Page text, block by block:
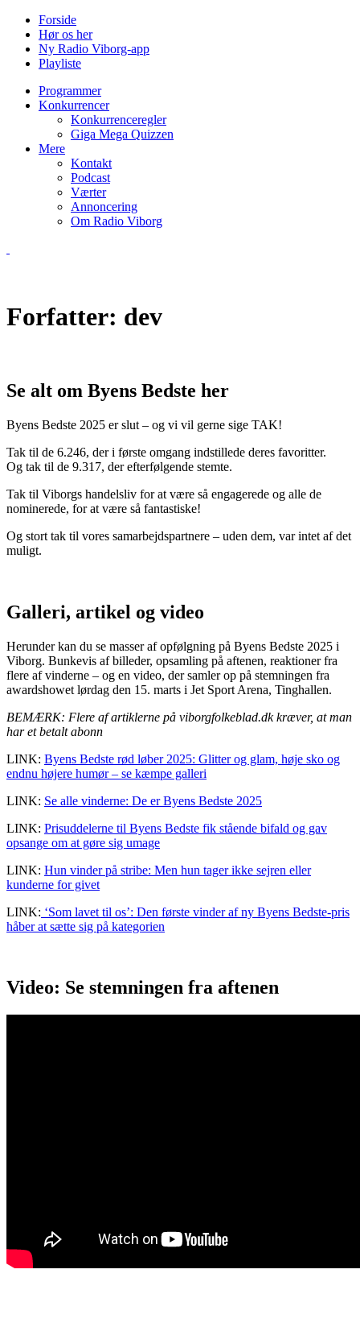
Forside
Hør os her
Ny Radio Viborg-app
Playliste
Programmer
Konkurrencer
Konkurrenceregler
Giga Mega Quizzen
Mere
Kontakt
Podcast
Værter
Annoncering
Om Radio Viborg
Forfatter: dev
Se alt om Byens Bedste her
Byens Bedste 2025 er slut – og vi vil gerne sige TAK!
Tak til de 6.246, der i første omgang indstillede deres favoritter.
Og tak til de 9.317, der efterfølgende stemte.
Tak til Viborgs handelsliv for at være så engagerede og alle de
nominerede, for at være så fantastiske!
Og stort tak til vores samarbejdspartnere – uden dem, var intet af det
muligt.
Galleri, artikel og video
Herunder kan du se masser af opfølgning på Byens Bedste 2025 i
Viborg. Bunkevis af billeder, opsamling på aftenen, reaktioner fra
flere af vinderne – og en video, der samler op på stemningen fra
awardshowet lørdag den 15. marts i Jet Sport Arena, Tinghallen.
BEMÆRK: Flere af artiklerne på viborgfolkeblad.dk kræver, at man
har et betalt abonn
LINK: Byens Bedste rød løber 2025: Glitter og glam, høje sko og
endnu højere humør – se kæmpe galleri
LINK: Se alle vinderne: De er Byens Bedste 2025
LINK: Prisuddelerne til Byens Bedste fik stående bifald og gav
opsange om at gøre sig umage
LINK: Hun vinder på stribe: Men hun tager ikke sejren eller
kunderne for givet
LINK: ‘Som lavet til os’: Den første vinder af ny Byens Bedste-pris
håber at sætte sig på kategorien
Video: Se stemningen fra aftenen